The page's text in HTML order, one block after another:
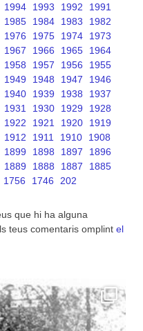
1994 1993 1992
1991
1985 1984 1983
1982
1976 1975 1974
1973
1967 1966 1965
1964
1958 1957 1956
1955
1949 1948 1947
1946
1940 1939 1938
1937
1931 1930 1929
1928
1922 1921 1920
1919
1912 1911 1910
1908
1899 1898 1897
1896
1889 1888 1887
1885
1756 1746 202
que hi ha alguna
teus comentaris omplint el